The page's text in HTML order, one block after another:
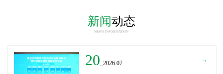
新闻动态
NEWS INFORMATION
20 _2026.07 →